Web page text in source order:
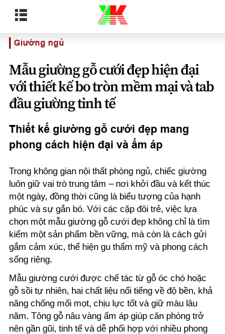
Giường ngủ
Mẫu giường gỗ cưới đẹp hiện đại
với thiết kế bo tròn mềm mại và tab
đầu giường tinh tế
Thiết kế giường gỗ cưới đẹp mang
phong cách hiện đại và ấm áp
Trong không gian nội thất phòng ngủ, chiếc giường
luôn giữ vai trò trung tâm – nơi khởi đầu và kết thúc
một ngày, đồng thời cũng là biểu tượng của hạnh
phúc và sự gắn bó. Với các cặp đôi trẻ, việc lựa
chọn một mẫu giường gỗ cưới đẹp không chỉ là tìm
kiếm một sản phẩm bền vững, mà còn là cách gửi
gắm cảm xúc, thể hiện gu thẩm mỹ và phong cách
sống riêng.
Mẫu giường cưới được chế tác từ gỗ óc chó hoặc
gỗ sồi tự nhiên, hai chất liệu nổi tiếng về độ bền, khả
năng chống mối mọt, chịu lực tốt và giữ màu lâu
năm. Tông gỗ nâu vàng ấm áp giúp căn phòng trở
nên gần gũi, tinh tế và dễ phối hợp với nhiều phong